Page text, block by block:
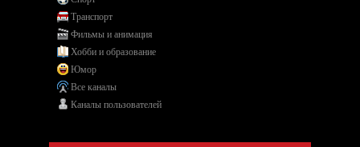
Транспорт
Фильмы и анимация
Хобби и образование
Юмор
Все каналы
Каналы пользователей